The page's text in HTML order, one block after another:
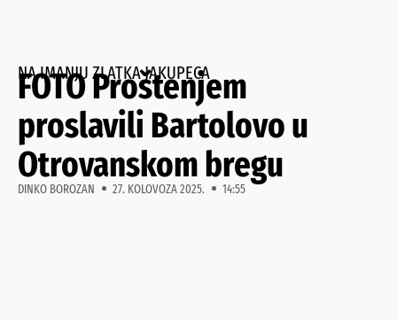
NA IMANJU ZLATKA JAKUPECA
FOTO Proštenjem
proslavili Bartolovo u
Otrovanskom bregu
DINKO BOROZAN 27. KOLOVOZA 2025. 14:55